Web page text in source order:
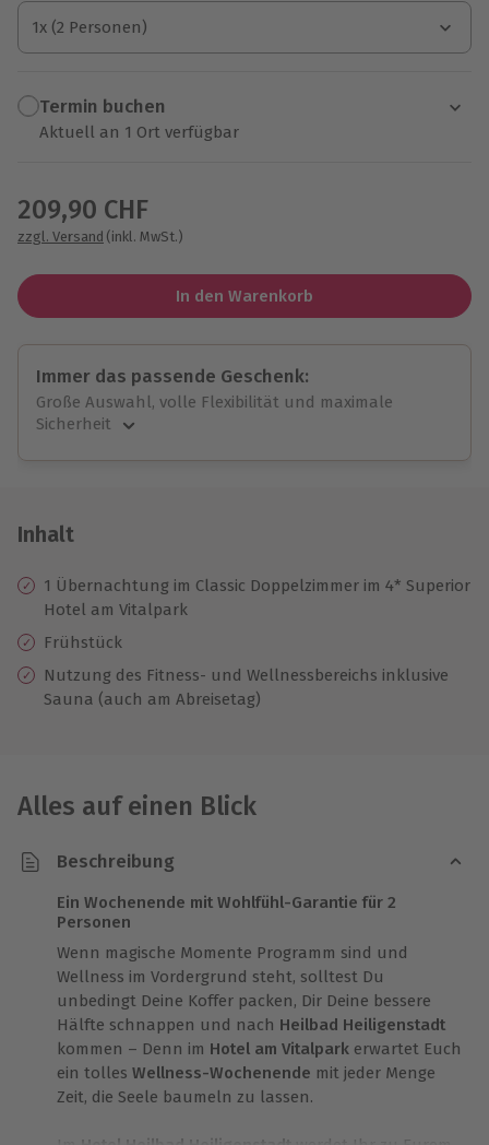
1x (2 Personen)
1x (2 Personen)
1x (2 Personen)
Termin buchen
Aktuell an 1 Ort verfügbar
209,90 CHF
zzgl. Versand (inkl. MwSt.)
In den Warenkorb
Immer das passende Geschenk:
Große Auswahl, volle Flexibilität und maximale
Sicherheit
Jeder Gutschein für alle Erlebnisse einlösbar.
10 Jahre gültig & verlängerbar.
Inhalt
1 Übernachtung im Classic Doppelzimmer im 4* Superior
Hotel am Vitalpark
Frühstück
Nutzung des Fitness- und Wellnessbereichs inklusive
Sauna (auch am Abreisetag)
Alles auf einen Blick
Beschreibung
Ein Wochenende mit Wohlfühl-Garantie für 2
Personen
Wenn magische Momente Programm sind und
Wellness im Vordergrund steht, solltest Du
unbedingt Deine Koffer packen, Dir Deine bessere
Hälfte schnappen und nach Heilbad Heiligenstadt
kommen – Denn im Hotel am Vitalpark erwartet Euch
ein tolles Wellness-Wochenende mit jeder Menge
Zeit, die Seele baumeln zu lassen.